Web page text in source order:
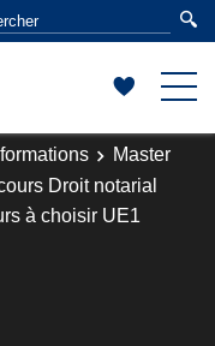
Master
Droit notarial
à choisir UE1